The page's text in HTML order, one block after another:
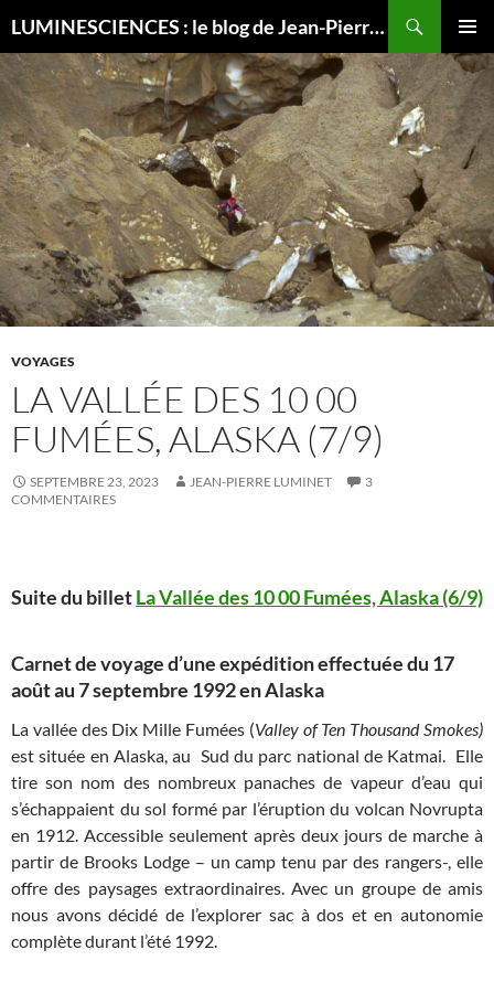
LUMINESCIENCES : le blog de Jean-Pierre LUMINET, astrophysicien
MENU
AU
CONTENU
VOYAGES
LA VALLÉE DES 10 00
FUMÉES, ALASKA (7/9)
SEPTEMBRE 23, 2023 JEAN-PIERRE LUMINET
3
COMMENTAIRES
Suite du billetLa Vallée des 10 00 Fumées, Alaska (6/9)
Carnet de voyage d’une expédition effectuée du 17
août au 7 septembre 1992 en Alaska
La vallée des Dix Mille Fumées (Valley of Ten Thousand Smokes)
est située en Alaska, au Sud du parc national de Katmai. Elle
tire son nom des nombreux panaches de vapeur d’eau qui
s’échappaient du sol formé par l’éruption du volcan Novrupta
en 1912. Accessible seulement après deux jours de marche à
partir de Brooks Lodge – un camp tenu par des rangers-, elle
offre des paysages extraordinaires. Avec un groupe de amis
nous avons décidé de l’explorer sac à dos et en autonomie
complète durant l’été 1992.